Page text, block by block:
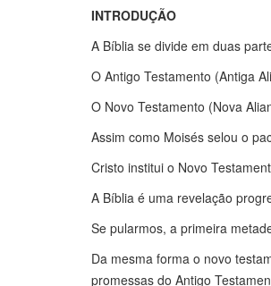
INTRODUÇÃO
A Bíblia se divide em duas
O Antigo Testamento (Antiga
O Novo Testamento (Nova
Assim como Moisés selou o
Cristo institui o Novo
A Bíblia é uma revelação
Se pularmos, a primeira
Da mesma forma o novo
promessas do Antigo